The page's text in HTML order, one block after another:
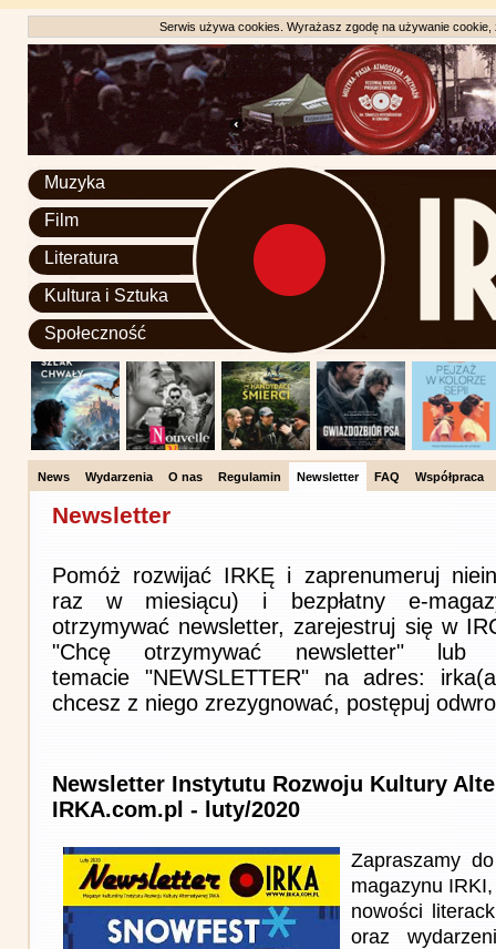
Serwis używa cookies. Wyrażasz zgodę na używanie
Muzyka
Film
Literatura
Kultura i Sztuka
Społeczność
News Wydarzenia O nas Regulamin Newsletter FAQ Współpraca
Newsletter
Pomóż rozwijać IRKĘ i zaprenumeruj
raz w miesiącu) i bezpłatny e-
otrzymywać newsletter, zarejestruj się w
"Chcę otrzymywać newsletter"
temacie "NEWSLETTER" na adres:
chcesz z niego zrezygnować, postępuj
Newsletter Instytutu Rozwoju Kultury
IRKA.com.pl - luty/2020
Zapraszamy
magazynu
nowości
oraz